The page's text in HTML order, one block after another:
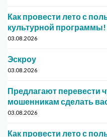
Как провести лето с
культурной программы!
03.08.2026
Эскроу
03.08.2026
Предлагают перевести
мошенникам сделать
03.08.2026
Как провести лето с